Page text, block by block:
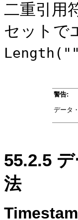
二重引用
セットで
警告:
データ
55.2.5
法